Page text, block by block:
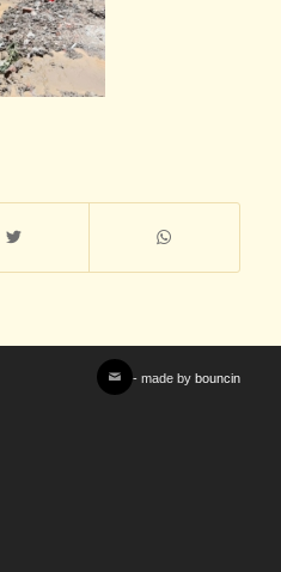
- made by bouncin